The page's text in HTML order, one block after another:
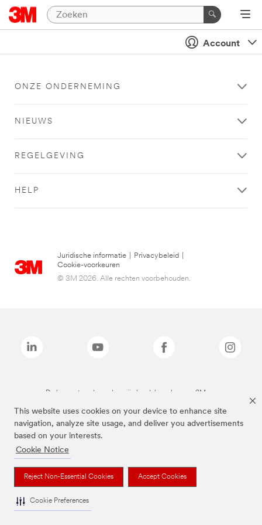
This website uses cookies on your device to enhance site
navigation, analyze site usage, and deliver you advertisements
based on your interests.
Cookie Notice
Reject Non-Essential Cookies Accept Cookies
Cookie Preferences
Account
ONZE ONDERNEMING
NIEUWS
REGELGEVING
HELP
Juridische informatie Privacybeleid
Cookie-voorkeuren
© 3M 2026. Alle rechten voorbehouden.
De bovenstaande merken zijn handelsmerken van 3M.we